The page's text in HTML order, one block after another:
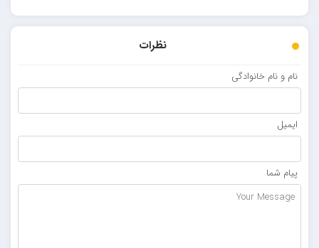
نظرات
نام و نام خانوادگی
ایمیل
پیام شما